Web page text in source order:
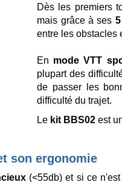
Dès les premiers
mais grâce à ses
entre les obstacles
En mode VTT
plupart des
de passer les
difficulté du trajet.
Le kit BBS02 est
son ergonomie
(<55db) et si ce